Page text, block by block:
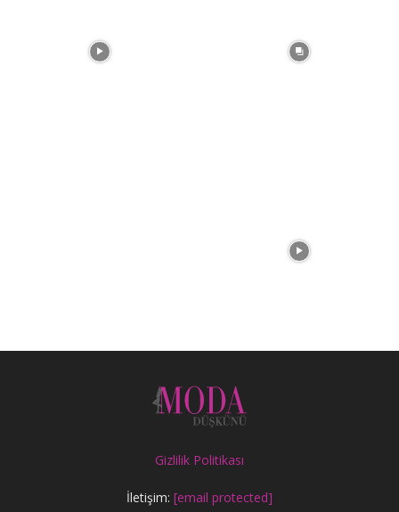
Gizlilik Politikası
İletişim: [email protected]